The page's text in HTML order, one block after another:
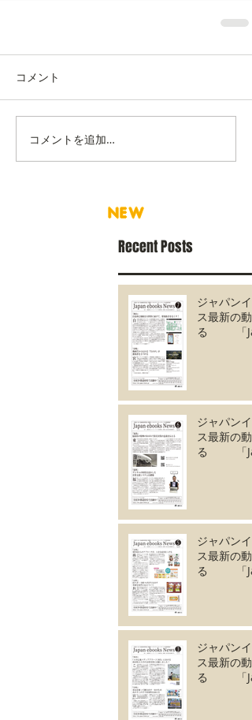
コメント
コメントを追加…
NEW
Recent Posts
ジャパンイ
ス最新の動
る 「Japan
ジャパンイ
ス最新の動
る 「Japan
ジャパンイ
ス最新の動
る 「Japan
ジャパンイ
ス最新の動
る 「Japan